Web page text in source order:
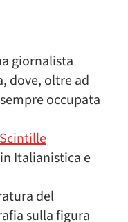
giornalista
dove, oltre ad
occupata
Scintille
Italianistica e
del
sulla figura